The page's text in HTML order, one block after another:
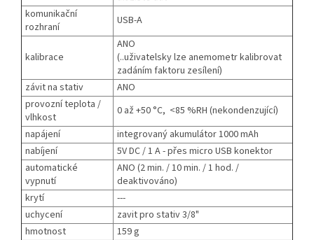
komunikační
rozhraní
USB-A
kalibrace
ANO
(..uživatelsky lze anemometr kalibrovat
zadáním faktoru zesílení)
závit na stativ
ANO
provozní teplota /
vlhkost
0 až +50 °C, <85 %RH (nekondenzující)
napájení
integrovaný akumulátor 1000 mAh
nabíjení
5V DC / 1 A - přes micro USB konektor
automatické
vypnutí
ANO (2 min. / 10 min. / 1 hod. /
deaktivováno)
krytí
---
uchycení
zavit pro stativ 3/8"
hmotnost
159 g